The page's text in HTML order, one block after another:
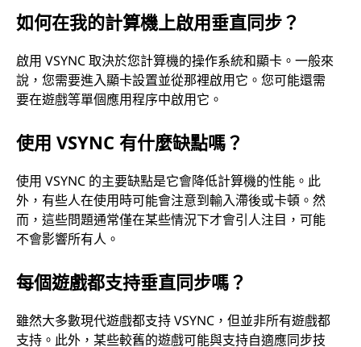
如何在我的計算機上啟用垂直同步？
啟用 VSYNC 取決於您計算機的操作系統和顯卡。一般來
說，您需要進入顯卡設置並從那裡啟用它。您可能還需
要在遊戲等單個應用程序中啟用它。
使用 VSYNC 有什麼缺點嗎？
使用 VSYNC 的主要缺點是它會降低計算機的性能。此
外，有些人在使用時可能會注意到輸入滯後或卡頓。然
而，這些問題通常僅在某些情況下才會引人注目，可能
不會影響所有人。
每個遊戲都支持垂直同步嗎？
雖然大多數現代遊戲都支持 VSYNC，但並非所有遊戲都
支持。此外，某些較舊的遊戲可能與支持自適應同步技